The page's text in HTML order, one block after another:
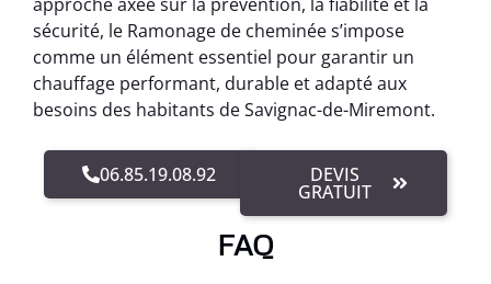
sécurité, le Ramonage de cheminée s’impose
comme un élément essentiel pour garantir un
chauffage performant, durable et adapté aux
besoins des habitants de Savignac-de-Miremont.
06.85.19.08.92 DEVIS
GRATUIT
FAQ